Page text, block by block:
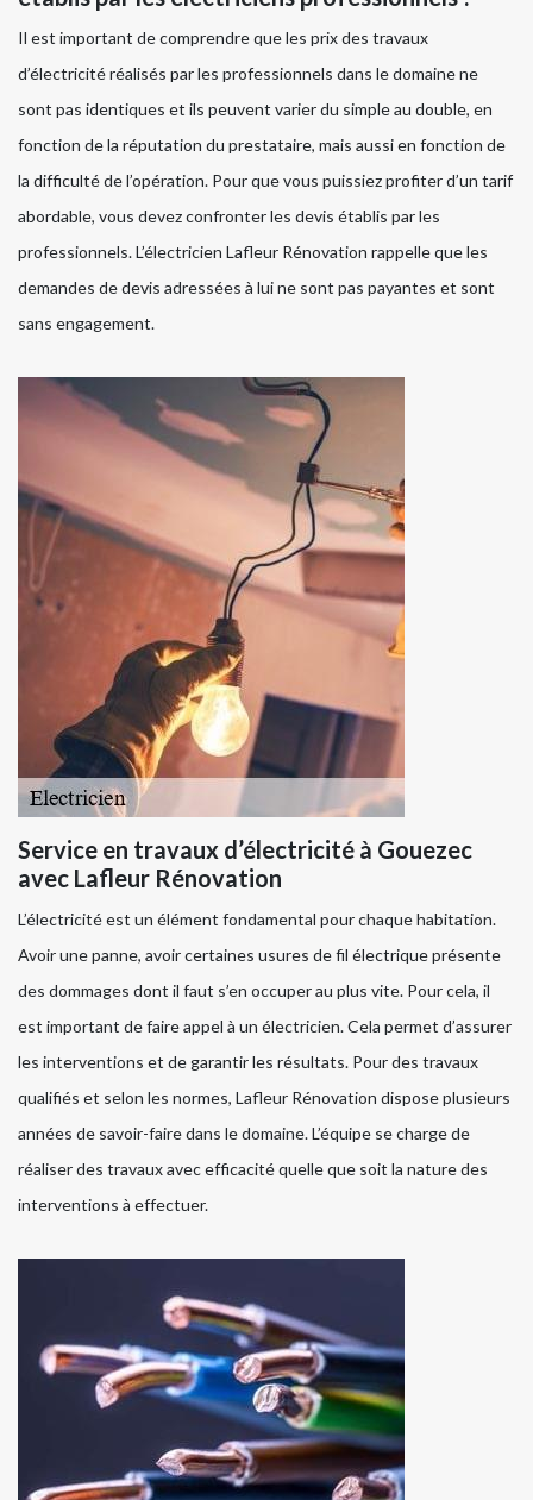
Il est important de comprendre que les prix des travaux
d’électricité réalisés par les professionnels dans le domaine ne
sont pas identiques et ils peuvent varier du simple au double, en
fonction de la réputation du prestataire, mais aussi en fonction de
la difficulté de l’opération. Pour que vous puissiez profiter d’un tarif
abordable, vous devez confronter les devis établis par les
professionnels. L’électricien Lafleur Rénovation rappelle que les
demandes de devis adressées à lui ne sont pas payantes et sont
sans engagement.
Service en travaux d’électricité à Gouezec
avec Lafleur Rénovation
L’électricité est un élément fondamental pour chaque habitation.
Avoir une panne, avoir certaines usures de fil électrique présente
des dommages dont il faut s’en occuper au plus vite. Pour cela, il
est important de faire appel à un électricien. Cela permet d’assurer
les interventions et de garantir les résultats. Pour des travaux
qualifiés et selon les normes, Lafleur Rénovation dispose plusieurs
années de savoir-faire dans le domaine. L’équipe se charge de
réaliser des travaux avec efficacité quelle que soit la nature des
interventions à effectuer.